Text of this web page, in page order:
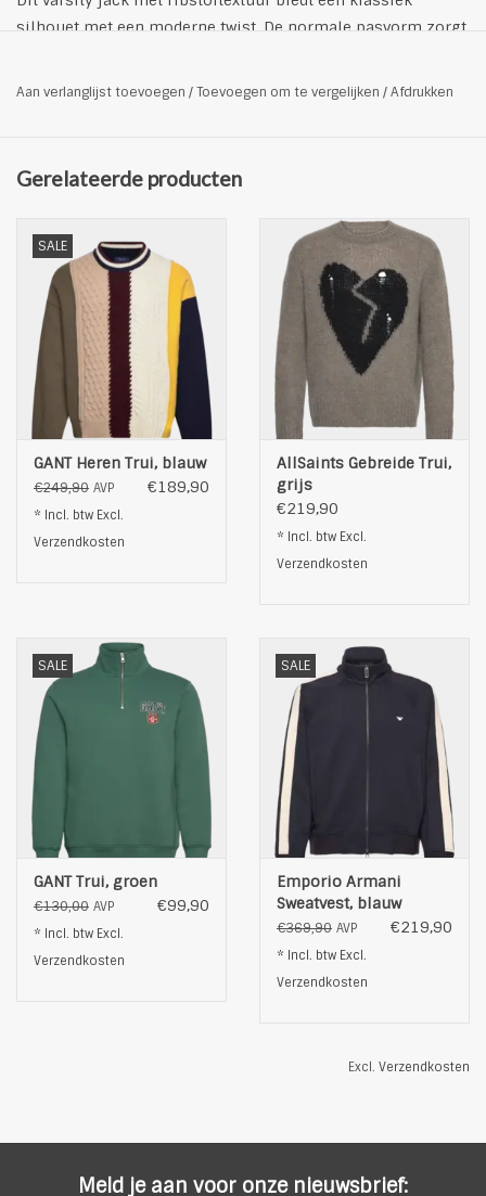
silhouet met een moderne twist. De normale pasvorm zorgt
handige opbergruimte bieden. Een badstof badge siert de
Binnenvoering: 55% polyester, 45% viscose
Fijnwas op max. 30˚C
Kleur: zwart
Aan verlanglijst toevoegen /Toevoegen om te vergelijken /Afdrukken
Gerelateerde producten
SALE
GANT Heren Trui, blauw
€249,90 AVP €189,90
* Incl. btw Excl.
Verzendkosten
AllSaints Gebreide Trui,
grijs
€219,90
* Incl. btw Excl.
Verzendkosten
SALE
GANT Trui, groen
€130,00 AVP €99,90
* Incl. btw Excl.
Verzendkosten
SALE
Emporio Armani
Sweatvest, blauw
€369,90 AVP €219,90
* Incl. btw Excl.
Verzendkosten
Excl. Verzendkosten
Meld je aan voor onze nieuwsbrief: